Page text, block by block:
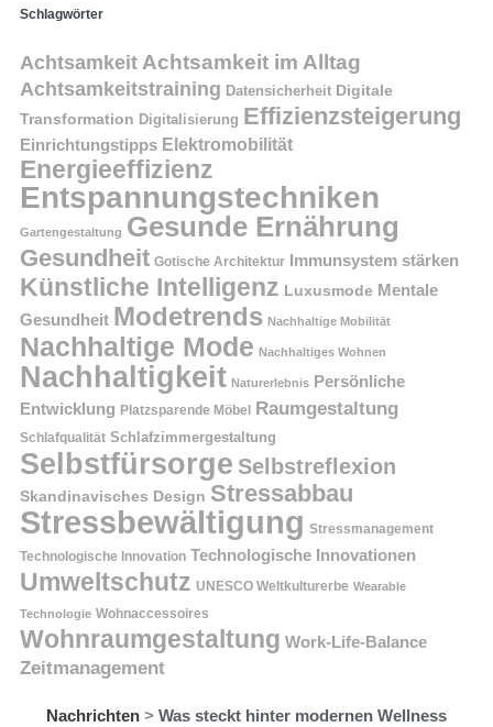
Schlagwörter
Achtsamkeit Achtsamkeit im Alltag
Achtsamkeitstraining Datensicherheit Digitale
Transformation Digitalisierung Effizienzsteigerung
Einrichtungstipps Elektromobilität
Energieeffizienz
Entspannungstechniken
Gartengestaltung Gesunde Ernährung
Gesundheit Gotische Architektur Immunsystem stärken
Künstliche Intelligenz Luxusmode Mentale
Gesundheit Modetrends Nachhaltige Mobilität
Nachhaltige Mode Nachhaltiges Wohnen
Nachhaltigkeit Naturerlebnis Persönliche
Entwicklung Platzsparende Möbel Raumgestaltung
Schlafqualität Schlafzimmergestaltung
Selbstfürsorge Selbstreflexion
Skandinavisches Design Stressabbau
Stressbewältigung Stressmanagement
Technologische Innovation Technologische Innovationen
Umweltschutz UNESCO Weltkulturerbe Wearable
Technologie Wohnaccessoires
Wohnraumgestaltung Work-Life-Balance
Zeitmanagement
Nachrichten > Was steckt hinter modernen Wellness